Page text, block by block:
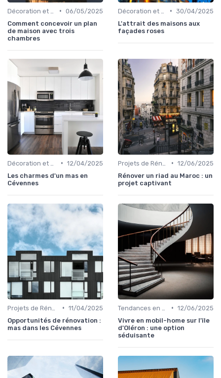
• 06/05/2025
Comment concevoir un plan
de maison avec trois
chambres
• 30/04/2025
L'attrait des maisons aux
façades roses
• 12/04/2025
Les charmes d'un mas en
Cévennes
• 12/06/2025
Rénover un riad au Maroc : un
projet captivant
• 11/04/2025
Opportunités de rénovation :
mas dans les Cévennes
• 12/06/2025
Vivre en mobil-home sur l'île
d'Oléron : une option
séduisante